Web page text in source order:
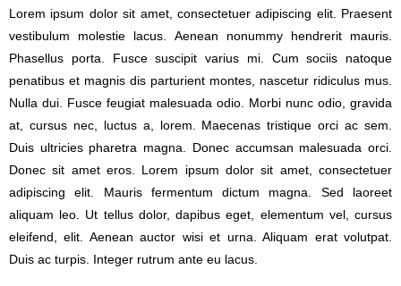
Lorem ipsum dolor sit amet, consectetuer adipiscing elit. Praesent
vestibulum molestie lacus. Aenean nonummy hendrerit mauris.
Phasellus porta. Fusce suscipit varius mi. Cum sociis natoque
penatibus et magnis dis parturient montes, nascetur ridiculus mus.
Nulla dui. Fusce feugiat malesuada odio. Morbi nunc odio, gravida
at, cursus nec, luctus a, lorem. Maecenas tristique orci ac sem.
Duis ultricies pharetra magna. Donec accumsan malesuada orci.
Donec sit amet eros. Lorem ipsum dolor sit amet, consectetuer
adipiscing elit. Mauris fermentum dictum magna. Sed laoreet
aliquam leo. Ut tellus dolor, dapibus eget, elementum vel, cursus
eleifend, elit. Aenean auctor wisi et urna. Aliquam erat volutpat.
Duis ac turpis. Integer rutrum ante eu lacus.